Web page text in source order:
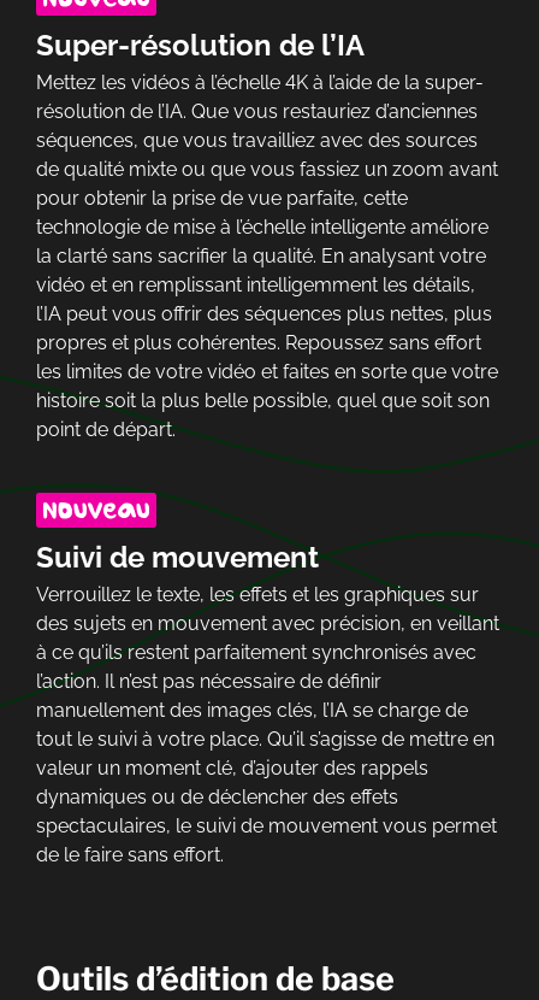
Super-résolution de l’IA
Mettez les vidéos à l’échelle 4K à l’aide de la super-
résolution de l’IA. Que vous restauriez d’anciennes
séquences, que vous travailliez avec des sources
de qualité mixte ou que vous fassiez un zoom avant
pour obtenir la prise de vue parfaite, cette
technologie de mise à l’échelle intelligente améliore
la clarté sans sacrifier la qualité. En analysant votre
vidéo et en remplissant intelligemment les détails,
l’IA peut vous offrir des séquences plus nettes, plus
propres et plus cohérentes. Repoussez sans effort
les limites de votre vidéo et faites en sorte que votre
histoire soit la plus belle possible, quel que soit son
point de départ.
Suivi de mouvement
Verrouillez le texte, les effets et les graphiques sur
des sujets en mouvement avec précision, en veillant
à ce qu’ils restent parfaitement synchronisés avec
l’action. Il n’est pas nécessaire de définir
manuellement des images clés, l’IA se charge de
tout le suivi à votre place. Qu’il s’agisse de mettre en
valeur un moment clé, d’ajouter des rappels
dynamiques ou de déclencher des effets
spectaculaires, le suivi de mouvement vous permet
de le faire sans effort.
Outils d’édition de base